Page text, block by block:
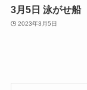
3月5日 泳がせ船
2023年3月5日